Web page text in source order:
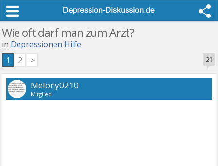
Wie oft darf man zum Arzt?
in Depressionen Hilfe
21
1 2 >
Melony0210
Mitglied